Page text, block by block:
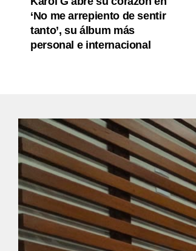
‘No me arrepiento de sentir
tanto’, su álbum más
personal e internacional